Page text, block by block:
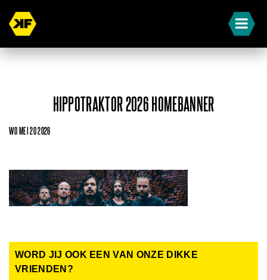
HIPPOTRAKTOR 2026 HOMEBANNER
WO MEI 20 2026
WORD JIJ OOK EEN VAN ONZE DIKKE
VRIENDEN?